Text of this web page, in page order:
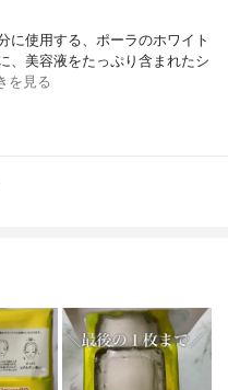
に使用する、ポーラのホワイト
、美容液をたっぷり含まれたシ
を見る